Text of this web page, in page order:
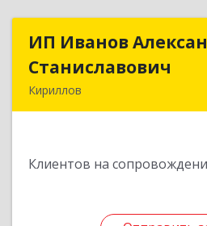
ИП Иванов
Станиславович
Кириллов
Клиентов на
ИП